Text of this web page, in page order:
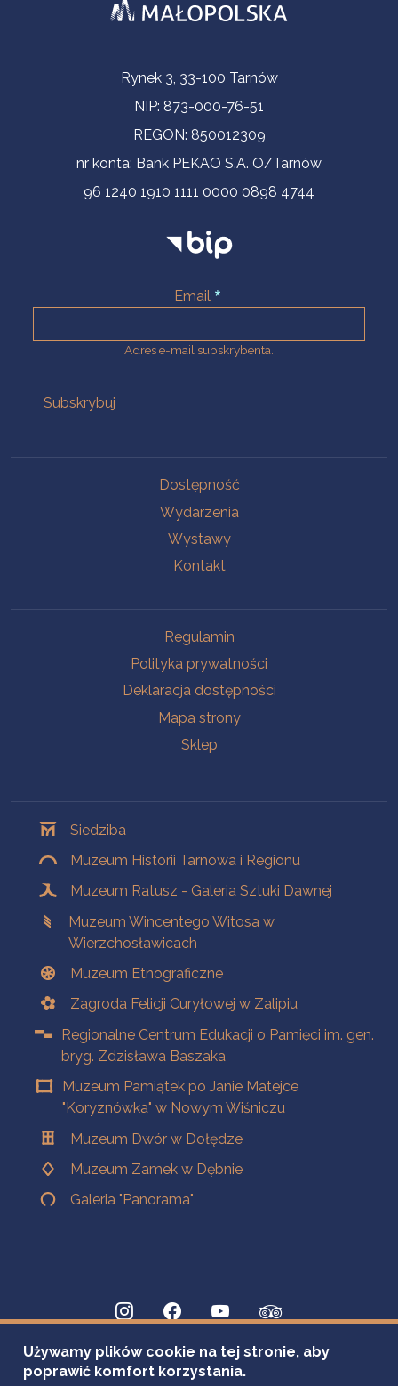
Informacje kontaktoweRynek 3, 33-100 Tarnów
NIP: 873-000-76-51
REGON: 850012309
nr konta: Bank PEKAO S.A. O/Tarnów
96 1240 1910 1111 0000 0898 4744
Email
Adres e-mail subskrybenta.
Dostępność
Wydarzenia
Wystawy
Kontakt
Regulamin
Polityka prywatności
Deklaracja dostępności
Mapa strony
Sklep
Siedziba
Muzeum Historii Tarnowa i Regionu
Muzeum Ratusz - Galeria Sztuki Dawnej
Muzeum Wincentego Witosa w
Wierzchosławicach
Muzeum Etnograficzne
Zagroda Felicji Curyłowej w Zalipiu
Regionalne Centrum Edukacji o Pamięci im. gen.
bryg. Zdzisława Baszaka
Muzeum Pamiątek po Janie Matejce
"Koryznówka" w Nowym Wiśniczu
Muzeum Dwór w Dołędze
Muzeum Zamek w Dębnie
Galeria "Panorama"
Używamy plików cookie na tej stronie, aby
poprawić komfort korzystania.